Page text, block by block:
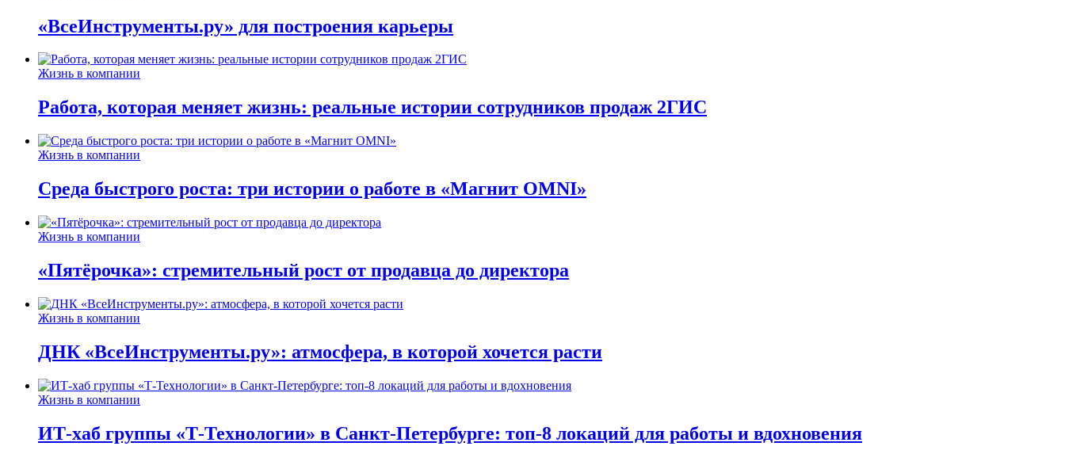
«ВсеИнструменты.ру» для построения карьеры
Жизнь в компании
Работа, которая меняет жизнь: реальные истории сотрудников продаж 2ГИС
Жизнь в компании
Среда быстрого роста: три истории о работе в «Магнит OMNI»
Жизнь в компании
«Пятёрочка»: стремительный рост от продавца до директора
Жизнь в компании
ДНК «ВсеИнструменты.ру»: атмосфера, в которой хочется расти
Жизнь в компании
ИТ-хаб группы «Т-Технологии» в Санкт-Петербурге: топ-8 локаций для работы и вдохновения